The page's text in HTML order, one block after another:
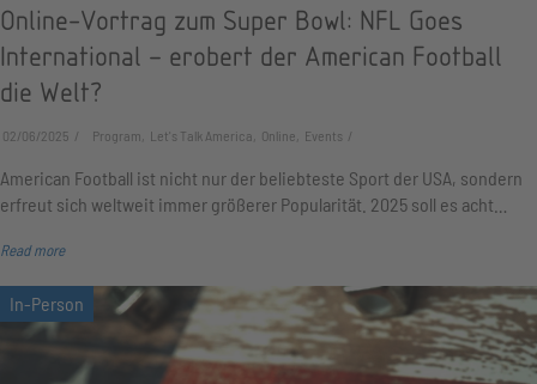
Online-Vortrag zum Super Bowl: NFL Goes
International – erobert der American Football
die Welt?
02/06/2025 Program, Let's Talk America, Online, Events
American Football ist nicht nur der beliebteste Sport der USA, sondern
erfreut sich weltweit immer größerer Popularität. 2025 soll es acht…
Read more